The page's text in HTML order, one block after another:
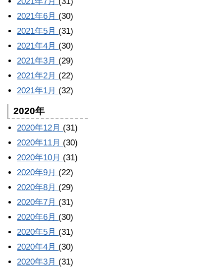
2021年6月 (30)
2021年5月 (31)
2021年4月 (30)
2021年3月 (29)
2021年2月 (22)
2021年1月 (32)
2020年
2020年12月 (31)
2020年11月 (30)
2020年10月 (31)
2020年9月 (22)
2020年8月 (29)
2020年7月 (31)
2020年6月 (30)
2020年5月 (31)
2020年4月 (30)
2020年3月 (31)